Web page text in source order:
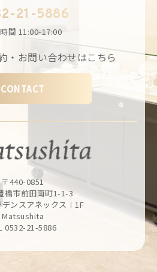
21-5886
間 11:00-17:00
・お問い合わせはこちら
CONTACT
〒440-0851
橋市前田南町1-1-3
デンスアネックスⅠ1F
Matsushita
0532-21-5886